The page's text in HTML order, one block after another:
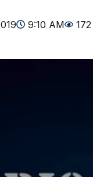
9:10 AM 172